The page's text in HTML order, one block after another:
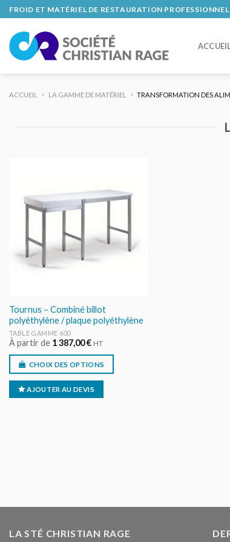
Skip
to
content
FROID ET MATÉRIEL DE RESTAURATION PROFESSIONNEL
ACCUEIL
ACCUEIL > LA GAMME DE MATÉRIEL > TRANSFORMATION DES
AJOUTER
AU DEVIS
Tournus – Combiné billot
polyéthylène / plaque polyéthylène
TABLE GAMME 600
À partir de 1 387,00€ HT
CHOIX DES OPTIONS
AJOUTER AU DEVIS
LA STÉ CHRISTIAN RAGE